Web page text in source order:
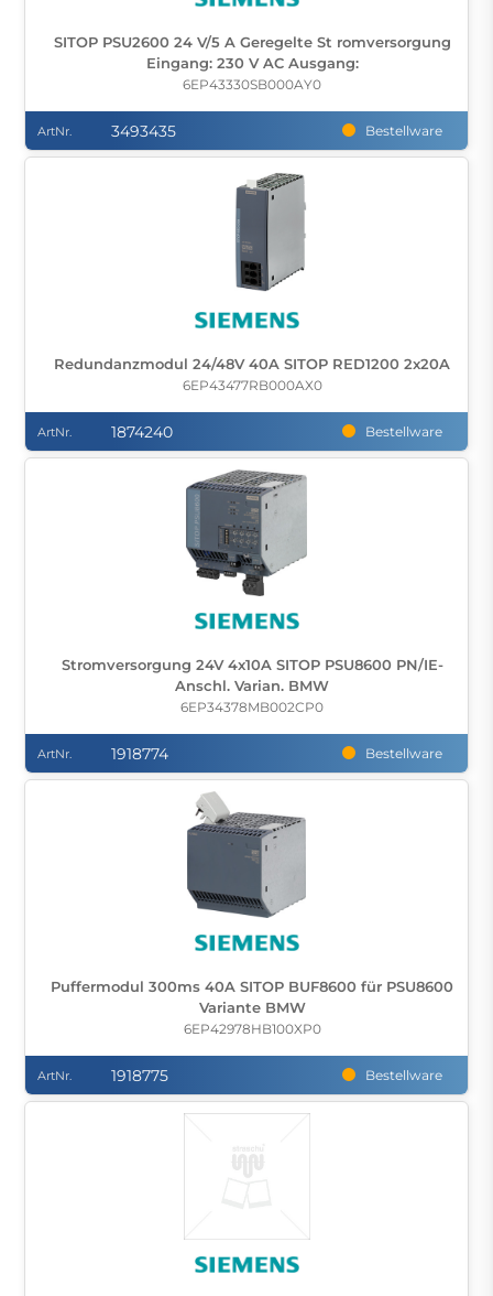
SITOP PSU2600 24 V/5 A Geregelte St romversorgung
Eingang: 230 V AC Ausgang:
6EP43330SB000AY0
ArtNr. 3493435 Bestellware
Redundanzmodul 24/48V 40A SITOP RED1200 2x20A
6EP43477RB000AX0
ArtNr. 1874240 Bestellware
Stromversorgung 24V 4x10A SITOP PSU8600 PN/IE-
Anschl. Varian. BMW
6EP34378MB002CP0
ArtNr. 1918774 Bestellware
Puffermodul 300ms 40A SITOP BUF8600 für PSU8600
Variante BMW
6EP42978HB100XP0
ArtNr. 1918775 Bestellware